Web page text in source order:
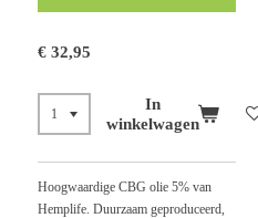
€ 32,95
In
winkelwagen
Hoogwaardige CBG olie 5% van
Hemplife. Duurzaam geproduceerd,